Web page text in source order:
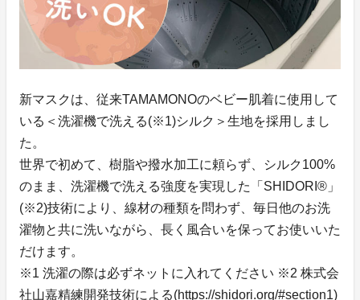
新マスクは、従来TAMAMONOのベビー肌着に使用して
いる＜洗濯機で洗える(※1)シルク＞生地を採用しまし
た。
世界で初めて、樹脂や撥水加工に頼らず、シルク100%
のまま、洗濯機で洗える強度を実現した「SHIDORI®」
(※2)技術により、線材の種類を問わず、毎日他のお洗
濯物と共に洗いながら、長く風合いを保ってお使いいた
だけます。
※1 洗濯の際は必ずネットに入れてください ※2 株式会
社山嘉精練開発技術による(https://shidori.org/#section1)